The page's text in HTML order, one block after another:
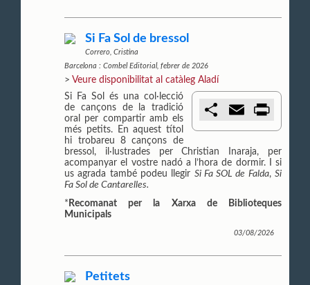
Si Fa Sol de bressol
Correro, Cristina
Barcelona : Combel Editorial, febrer de 2026
>Veure disponibilitat al catàleg Aladí
r
t
m
l
t
Si Fa Sol és una col·lecció
de cançons de la tradició
oral per compartir amb els
més petits. En aquest títol
hi trobareu 8 cançons de
bressol, il·lustrades per Christian Inaraja, per
acompanyar el vostre nadó a l’hora de dormir. I si
us agrada també podeu llegir Si Fa SOL de Falda,Si
Fa Sol de Cantarelles.
* Recomanat per la Xarxa de Biblioteques
Municipals
03/08/2026
Petitets